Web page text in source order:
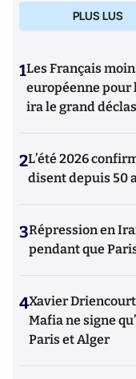
PLUS LUS
1Les Français
européenne pour
ira le grand
2L’été 2026
disent depuis 50
3Répression en
pendant que
4Xavier Driencourt
Mafia ne signe
Paris et Alger